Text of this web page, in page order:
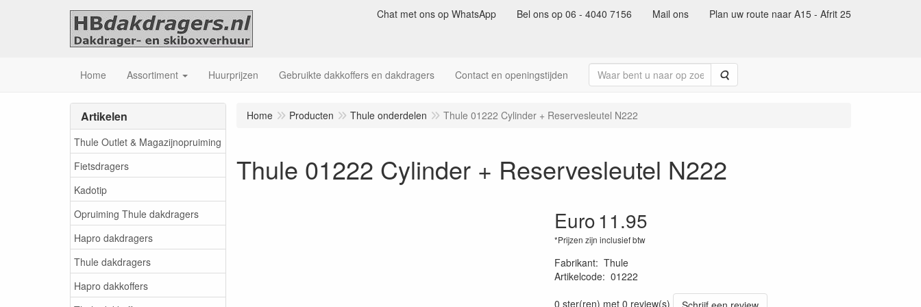
Chat met ons op WhatsApp Bel ons op 06 - 4040 7156 Mail ons Plan uw route naar A15 - Afrit 25
Home Assortiment Huurprijzen Gebruikte dakkoffers en dakdragers Contact en openingstijden Zoeken
Artikelen
Thule Outlet & Magazijnopruiming
Fietsdragers
Kadotip
Opruiming Thule dakdragers
Hapro dakdragers
Thule dakdragers
Hapro dakkoffers
Home Producten Thule onderdelen Thule 01222 Cylinder + Reservesleutel N222
Thule 01222 Cylinder + Reservesleutel N222
Euro11.95
*Prijzen zijn inclusief btw
Fabrikant: Thule
Artikelcode: 01222
0 ster(ren) met 0 review(s)